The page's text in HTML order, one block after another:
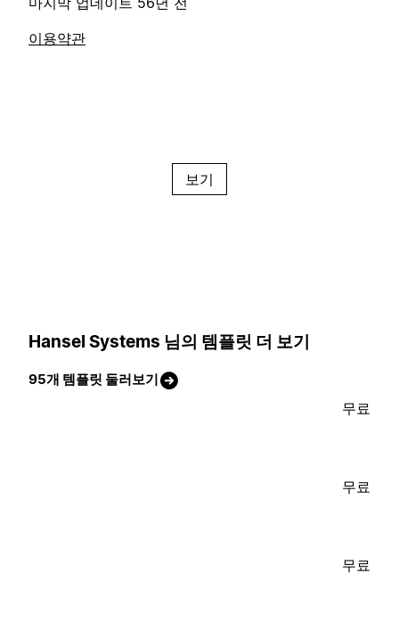
이용약관
보기
Hansel Systems 님의 템플릿 더 보기
95개 템플릿 둘러보기
무료
무료
무료